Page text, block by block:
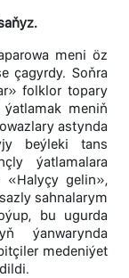
meni öz
çagyrdy. Soňra
folklor topary
meniň
astynda
beýleki tans
ýatlamalara
gelin»,
sahnalarym
bu ugurda
ýanwarynda
medeniýet